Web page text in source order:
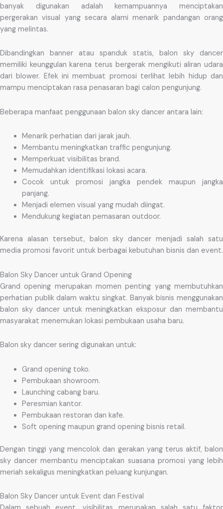
banyak digunakan adalah kemampuannya menciptakan
pergerakan visual yang secara alami menarik pandangan orang
yang melintas.
Dibandingkan banner atau spanduk statis, balon sky dancer
memiliki keunggulan karena terus bergerak mengikuti aliran udara
dari blower. Efek ini membuat promosi terlihat lebih hidup dan
mampu menciptakan rasa penasaran bagi calon pengunjung.
Beberapa manfaat penggunaan balon sky dancer antara lain:
Menarik perhatian dari jarak jauh.
Membantu meningkatkan traffic pengunjung.
Memperkuat visibilitas brand.
Memudahkan identifikasi lokasi acara.
Cocok untuk promosi jangka pendek maupun jangka
panjang.
Menjadi elemen visual yang mudah diingat.
Mendukung kegiatan pemasaran outdoor.
Karena alasan tersebut, balon sky dancer menjadi salah satu
media promosi favorit untuk berbagai kebutuhan bisnis dan event.
Balon Sky Dancer untuk Grand Opening
Grand opening merupakan momen penting yang membutuhkan
perhatian publik dalam waktu singkat. Banyak bisnis menggunakan
balon sky dancer untuk meningkatkan eksposur dan membantu
masyarakat menemukan lokasi pembukaan usaha baru.
Balon sky dancer sering digunakan untuk:
Grand opening toko.
Pembukaan showroom.
Launching cabang baru.
Peresmian kantor.
Pembukaan restoran dan kafe.
Soft opening maupun grand opening bisnis retail.
Dengan tinggi yang mencolok dan gerakan yang terus aktif, balon
sky dancer membantu menciptakan suasana promosi yang lebih
meriah sekaligus meningkatkan peluang kunjungan.
Balon Sky Dancer untuk Event dan Festival